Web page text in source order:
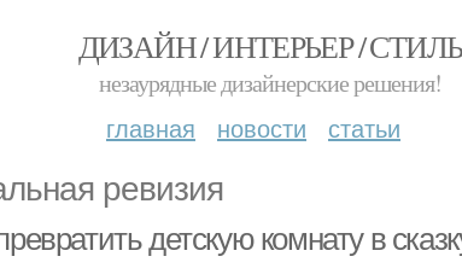
ДИЗАЙН / ИНТЕРЬЕР / СТИЛЬ
незаурядные дизайнерские решения!
главная новости статьи
ревизия
детскую комнату в